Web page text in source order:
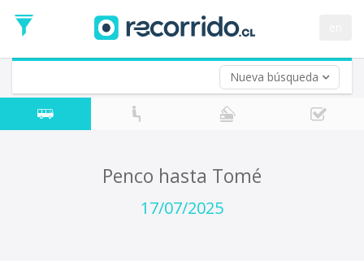
Nueva búsqueda
de
Ida
Vuelta (opcional)
Fecha
de
Penco hasta Tomé
17/07/2025